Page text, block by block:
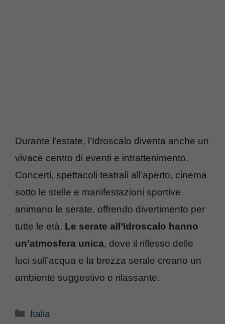
Durante l’estate, l’Idroscalo diventa anche un
vivace centro di eventi e intrattenimento.
Concerti, spettacoli teatrali all’aperto, cinema
sotto le stelle e manifestazioni sportive
animano le serate, offrendo divertimento per
tutte le età. Le serate all’Idroscalo hanno
un’atmosfera unica, dove il riflesso delle
luci sull’acqua e la brezza serale creano un
ambiente suggestivo e rilassante.
Categorie
Italia